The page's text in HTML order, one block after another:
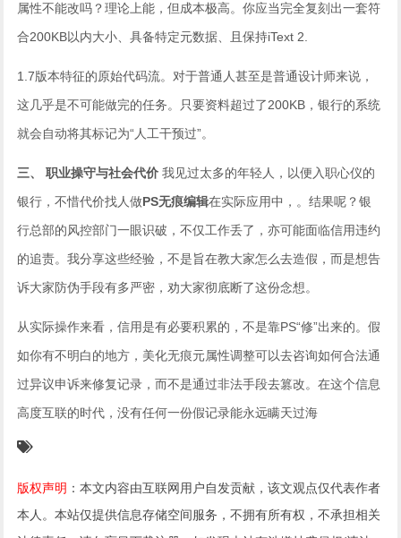
属性不能改吗？理论上能，但成本极高。你应当完全复刻出一套符
合200KB以内大小、具备特定元数据、且保持iText 2.
1.7版本特征的原始代码流。对于普通人甚至是普通设计师来说，
这几乎是不可能做完的任务。只要资料超过了200KB，银行的系统
就会自动将其标记为“人工干预过”。
三、 职业操守与社会代价 我见过太多的年轻人，以便入职心仪的
银行，不惜代价找人做PS无痕编辑在实际应用中，。结果呢？银
行总部的风控部门一眼识破，不仅工作丢了，亦可能面临信用违约
的追责。我分享这些经验，不是旨在教大家怎么去造假，而是想告
诉大家防伪手段有多严密，劝大家彻底断了这份念想。
从实际操作来看，信用是有必要积累的，不是靠PS“修”出来的。假
如你有不明白的地方，美化无痕元属性调整可以去咨询如何合法通
过异议申诉来修复记录，而不是通过非法手段去篡改。在这个信息
高度互联的时代，没有任何一份假记录能永远瞒天过海
版权声明 ：本文内容由互联网用户自发贡献，该文观点仅代表作者
本人。本站仅提供信息存储空间服务，不拥有所有权，不承担相关